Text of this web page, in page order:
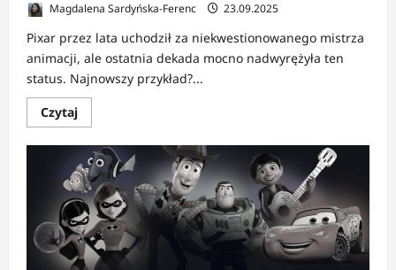
Magdalena Sardyńska-Ferenc 23.09.2025
Pixar przez lata uchodził za niekwestionowanego mistrza
animacji, ale ostatnia dekada mocno nadwyrężyła ten
status. Najnowszy przykład?...
CzytajDowiedz
się
o
NEWS:
Elio
–
kinowa
klapa,
streamingowy
hit
na
Disney+